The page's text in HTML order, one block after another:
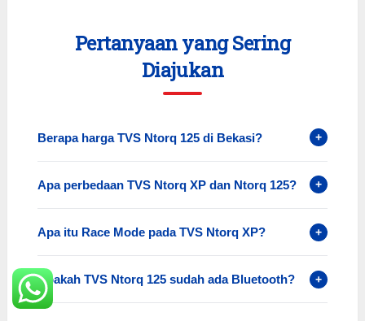
Pertanyaan yang Sering
Diajukan
Berapa harga TVS Ntorq 125 di Bekasi? +
Apa perbedaan TVS Ntorq XP dan Ntorq 125? +
Apa itu Race Mode pada TVS Ntorq XP? +
Apakah TVS Ntorq 125 sudah ada Bluetooth? +